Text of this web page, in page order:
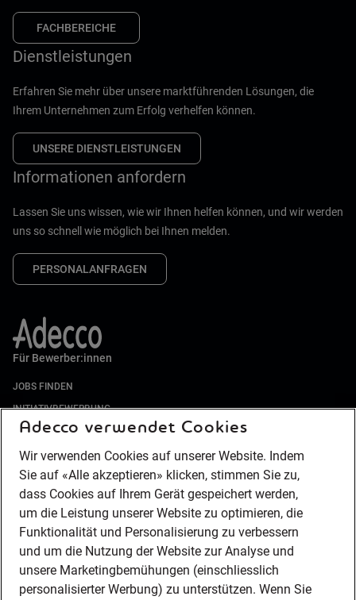
FACHBEREICHE
Dienstleistungen
Erfahren Sie mehr über unsere marktführenden Lösungen, die
Ihrem Unternehmen zum Erfolg verhelfen können.
UNSERE DIENSTLEISTUNGEN
Informationen anfordern
Lassen Sie uns wissen, wie wir Ihnen helfen können, und wir werden
uns so schnell wie möglich bei Ihnen melden.
PERSONALANFRAGEN
Für Bewerber:innen
JOBS FINDEN
INITIATIVBEWERBUNG
INTERNE JOBS
GESPEICHERTE JOBS
EMPFEHLUNGSPROGRAMM
Für Unternehmen
DIENSTLEISTUNGEN
PERSONALANFRAGEN
Adecco verwendet Cookies
Wir verwenden Cookies auf unserer Website. Indem
Sie auf «Alle akzeptieren» klicken, stimmen Sie zu,
dass Cookies auf Ihrem Gerät gespeichert werden,
um die Leistung unserer Website zu optimieren, die
Funktionalität und Personalisierung zu verbessern
und um die Nutzung der Website zur Analyse und
unsere Marketingbemühungen (einschliesslich
personalisierter Werbung) zu unterstützen. Wenn Sie